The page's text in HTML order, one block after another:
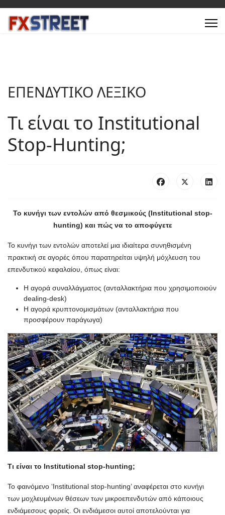
ΕΠΕΝΔΥΤΙΚΟ ΛΕΞΙΚΟ
Τι είναι το Institutional
Stop-Hunting;
Το κυνήγι των εντολών από θεσμικούς (Institutional stop-
hunting) και πώς να το αποφύγετε
Το κυνήγι των εντολών αποτελεί μια ιδιαίτερα συνηθισμένη
πρακτική σε αγορές όπου παρατηρείται υψηλή μόχλευση του
επενδυτικού κεφαλαίου, όπως είναι:
Η αγορά συναλλάγματος (ανταλλακτήρια που χρησιμοποιούν
dealing-desk)
Η αγορά κρυπτονομισμάτων (ανταλλακτήρια που
προσφέρουν παράγωγα)
Τι είναι το Institutional stop-hunting;
Το φαινόμενο ‘Institutional stop-hunting’ αναφέρεται στο κυνήγι
των μοχλευμένων θέσεων των μικροεπενδυτών από κάποιους
ενδιάμεσους φορείς. Οι ενδιάμεσοι αυτοί αποτελούνται για